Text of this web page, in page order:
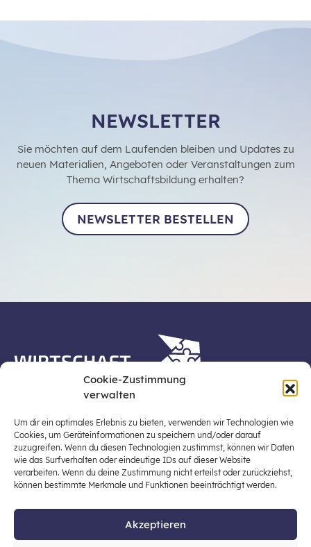
Cookie-Zustimmung
verwalten
Um dir ein optimales Erlebnis zu bieten, verwenden wir Technologien wie
Cookies, um Geräteinformationen zu speichern und/oder darauf
zuzugreifen. Wenn du diesen Technologien zustimmst, können wir Daten
wie das Surfverhalten oder eindeutige IDs auf dieser Website
verarbeiten. Wenn du deine Zustimmung nicht erteilst oder zurückziehst,
können bestimmte Merkmale und Funktionen beeinträchtigt werden.
Akzeptieren
NEWSLETTER
Sie möchten auf dem Laufenden bleiben und Updates zu
neuen Materialien, Angeboten oder Veranstaltungen zum
Thema Wirtschaftsbildung erhalten?
NEWSLETTER BESTELLEN
Stiftung für Wirtschaftsbildung, Österreichs zentraler
Plattform für die Stärkung und Verbreiterung einer
lebensweltbezogenen und verantwortungsvollen
Wirtschaftsbildung in der schulischen Allgemeinbildung
(Fokus: Sekundarstufe I).